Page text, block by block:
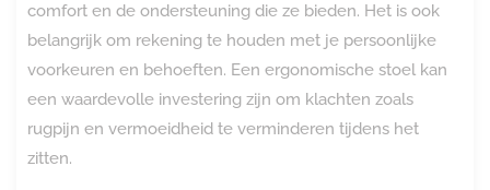
comfort en de ondersteuning die ze bieden. Het is ook
belangrijk om rekening te houden met je persoonlijke
voorkeuren en behoeften. Een ergonomische stoel kan
een waardevolle investering zijn om klachten zoals
rugpijn en vermoeidheid te verminderen tijdens het
zitten.